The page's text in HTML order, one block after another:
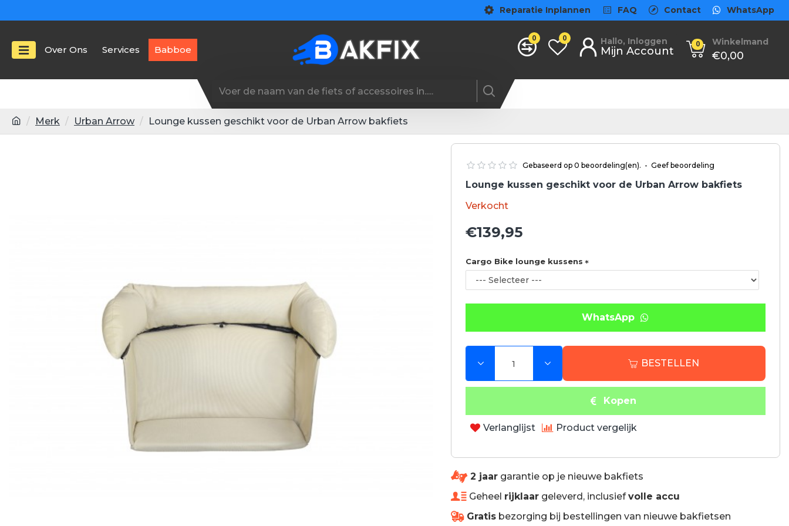
Reparatie Inplannen FAQ Contact WhatsApp
Over Ons Services Babboe
0 0 Hallo, Inloggen
Mijn Account
Winkelmand
€0,00
0
Merk Urban Arrow Lounge kussen geschikt voor de Urban Arrow bakfiets
Lounge kussen geschikt voor de Urban Arrow bakfiets
Verkocht
Gebaseerd op 0 beoordeling(en). - Geef beoordeling
€139,95
Cargo Bike lounge kussens
WhatsApp
BESTELLEN
Kopen
Verlanglijst Product vergelijk
2 jaargarantie op je nieuwe bakfiets
Geheel rijklaargeleverd, inclusiefvolle accu
Gratisbezorging bij bestellingen van nieuwe bakfietsen